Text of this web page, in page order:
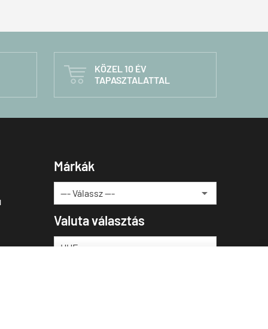

KÖZEL 10 ÉV
TAPASZTALATTAL
Márkák
Valuta választás